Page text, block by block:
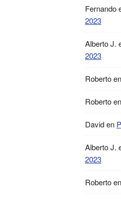
Fernando
2023
Alberto J.
2023
Robertoen
Robertoen
Daviden
Alberto J.
2023
Robertoen